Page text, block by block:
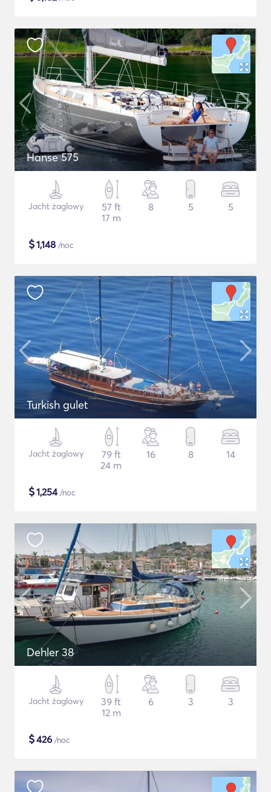
Hanse 575
Jacht żaglowy
57 ft
17 m
8 5 5
$1,148 /noc
Turkish gulet
Jacht żaglowy
79 ft
24 m
16 8 14
$1,254/noc
Dehler 38
Jacht żaglowy
39 ft
12 m
6 3 3
$426 /noc